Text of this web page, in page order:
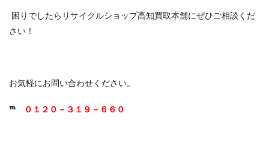
困りでしたらリサイクルショップ高知買取本舗にぜひご相談くだ
さい！
お気軽にお問い合わせください。
℡ ０１２０－３１９－６６０